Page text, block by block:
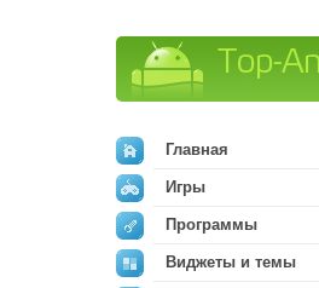
Главная
Игры
Программы
Виджеты и темы